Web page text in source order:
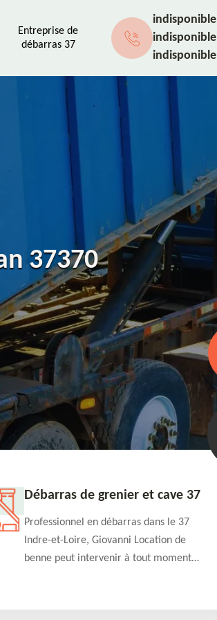
Entreprise de
débarras 37
indisponible
indisponible
indisponible
37370
Débarras de grenier et cave 37
Professionnel en débarras dans le 37
Indre-et-Loire, Giovanni Location de
benne peut intervenir à tout moment
détaillé offert